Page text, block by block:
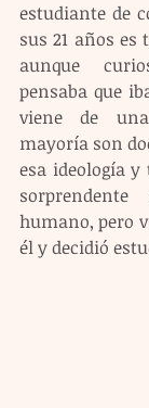
estudiante de
sus 21 años es
aunque
pensaba que
viene de
mayoría son
esa ideología
humano, pero
él y decidió